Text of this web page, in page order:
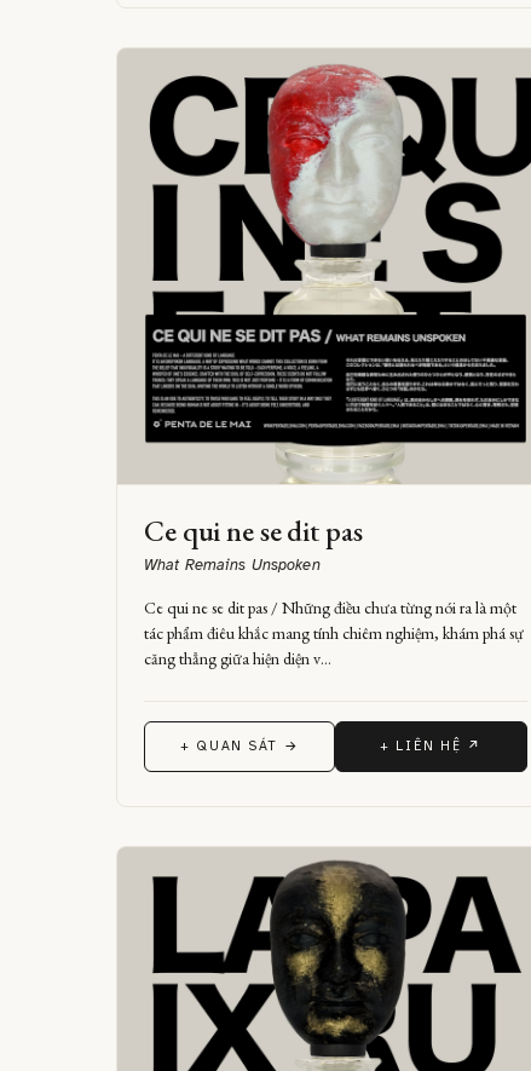
Ce qui ne se dit pas
What Remains Unspoken
Ce qui ne se dit pas / Những điều chưa từng nói ra là một
tác phẩm điêu khắc mang tính chiêm nghiệm, khám phá sự
căng thẳng giữa hiện diện v…
+ QUAN SÁT → + LIÊN HỆ ↗